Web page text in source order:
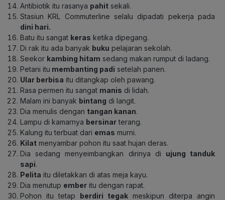
Antibiotik itu rasanya pahit sekali.
Stasiun KRL Commuterline selalu dipadati pekerja pada
dini hari.
Batu itu sangat keras ketika dipegang.
Di rak itu ada banyak buku pelajaran sekolah.
Seekor kambing hitam sedang makan rumput di ladang.
Petani itu membanting padi setelah panen.
Ular berbisa itu ditangkap oleh pawang.
Rasa permen itu sangat manis di lidah.
Malam ini banyak bintang di langit.
Dia menulis dengan tangan kanan.
Lampu di kamarnya bersinarterang.
Kalung itu terbuat dari emas murni.
Kilat menyambar pohon itu saat hujan deras.
Dia sedang menyeimbangkan dirinya di ujung tanduk
sapi.
Pelita itu diletakkan di atas meja kayu.
Dia menutup ember itu dengan rapat.
Pohon itu tetap berdiri tegak meskipun diterpa angin